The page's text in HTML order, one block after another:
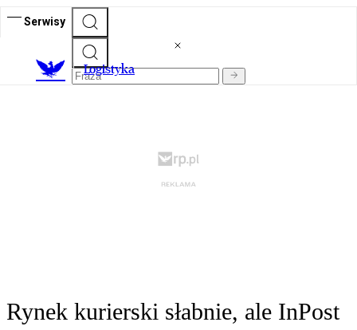
Serwisy
Logistyka
Rynek kurierski słabnie, ale InPost